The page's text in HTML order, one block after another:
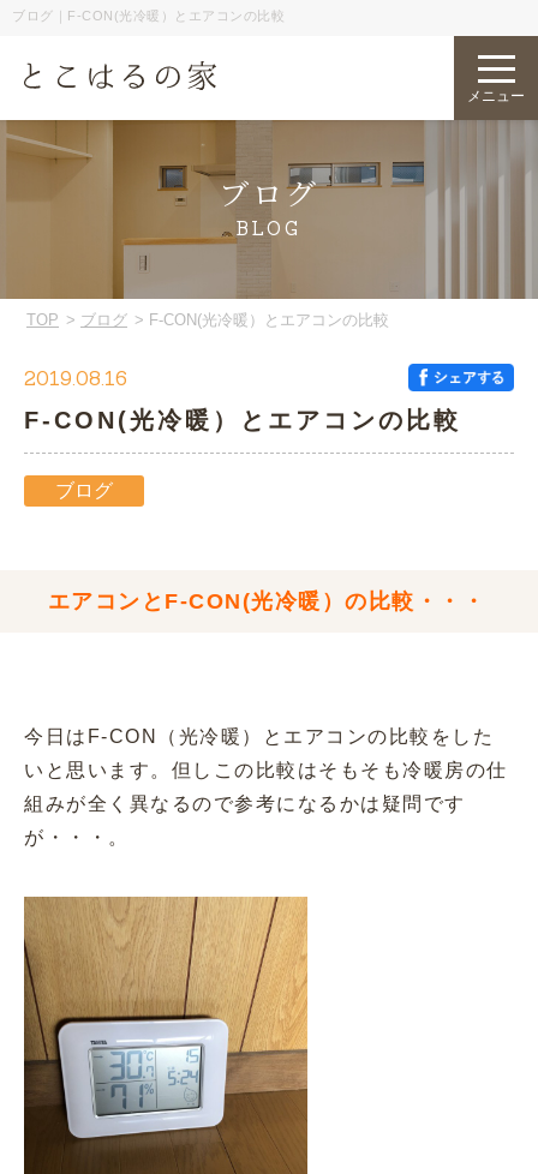
ブログ｜F-CON(光冷暖）とエアコンの比較
メニュー
ブログ
BLOG
TOP ブログ F-CON(光冷暖）とエアコンの比較
2019.08.16
F-CON(光冷暖）とエアコンの比較
ブログ
エアコンとF-CON(光冷暖）の比較・・・
今日はF-CON（光冷暖）とエアコンの比較をした
いと思います。但しこの比較はそもそも冷暖房の仕
組みが全く異なるので参考になるかは疑問です
が・・・。